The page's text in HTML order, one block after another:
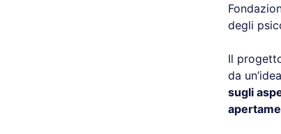
degli
Il
da
sugli